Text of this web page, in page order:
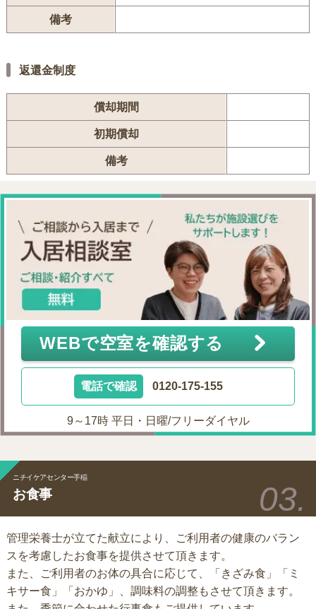
備考
返還金制度
償却期間
初期償却
備考
WEBで空室を確認する
電話で確認 0120-175-155
9～17時 平日・日曜/フリーダイヤル
ニチイケアセンター手稲
お食事
管理栄養士が立てた献立により、ご利用者の健康のバラン
スを考慮したお食事を提供させて頂きます。
また、ご利用者のお体の具合に応じて、「きざみ食」「ミ
キサー食」「おかゆ」、調味料の調整もさせて頂きます。